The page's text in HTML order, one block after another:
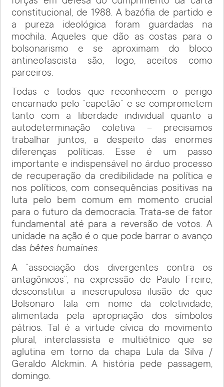
constitucional, de 1988. A bazófia de partido e
a pureza ideológica foram guardadas na
mochila. Aqueles que dão as costas para o
bolsonarismo e se aproximam do bloco
antineofascista são, logo, aceitos como
parceiros.
Todas e todos que reconhecem o perigo
encarnado pelo “capetão” e se comprometem
tanto com a liberdade individual quanto a
autodeterminação coletiva – precisamos
trabalhar juntos, a despeito das enormes
diferenças políticas. Esse é um passo
importante e indispensável no árduo processo
de recuperação da credibilidade na política e
nos políticos, com consequências positivas na
luta pelo bem comum em momento crucial
para o futuro da democracia. Trata-se de fator
fundamental até para a reversão de votos. A
unidade na ação é o que pode barrar o avanço
das bêtes humaines.
A “associação dos divergentes contra os
antagônicos”, na expressão de Paulo Freire,
desconstitui a inescrupulosa ilusão de que
Bolsonaro fala em nome da coletividade,
alimentada pela apropriação dos símbolos
pátrios. Tal é a virtude cívica do movimento
plural, interclassista e multiétnico que se
aglutina em torno da chapa Lula da Silva /
Geraldo Alckmin. A história pede passagem,
domingo.